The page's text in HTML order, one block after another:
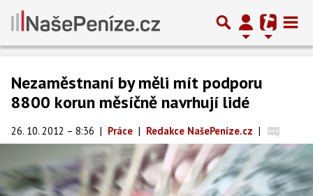
Nezaměstnaní by měli mít podporu
8800 korun měsíčně navrhují lidé
26. 10. 2012 – 8:36 | Práce | Redakce NašePeníze.cz |